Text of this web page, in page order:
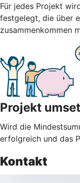
Für jedes Projekt
festgelegt, die über
zusammenkommen
Projekt
Wird die
erfolgreich und das
Kontakt